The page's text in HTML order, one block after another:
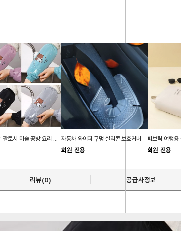
작업용 방수 팔토시 미술 공방 요리 학원 팔토시 자동차 와이퍼 구멍 실리콘 보호커버
회원 전용 회원 전용
리뷰(0) 공급사정보